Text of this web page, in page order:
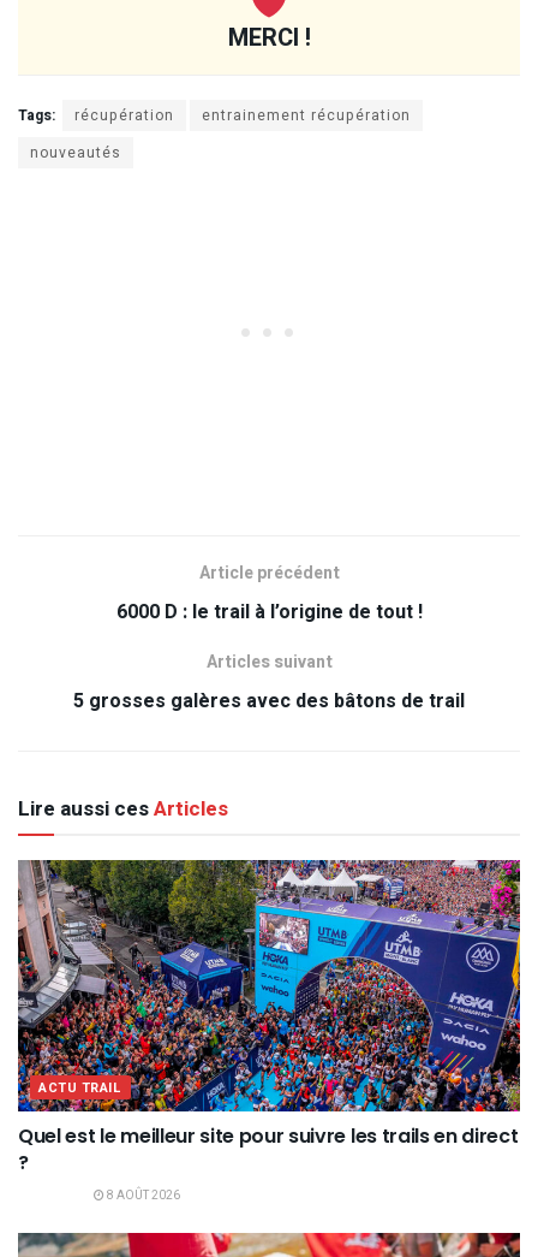
MERCI !
Tags: récupération
entrainement récupération
nouveautés
Article précédent
6000 D : le trail à l’origine de tout !
Articles suivant
5 grosses galères avec des bâtons de trail
Lire aussi cesArticles
ACTU TRAIL
Quel est le meilleur site pour suivre les trails en direct
?
8 AOÛT 2026